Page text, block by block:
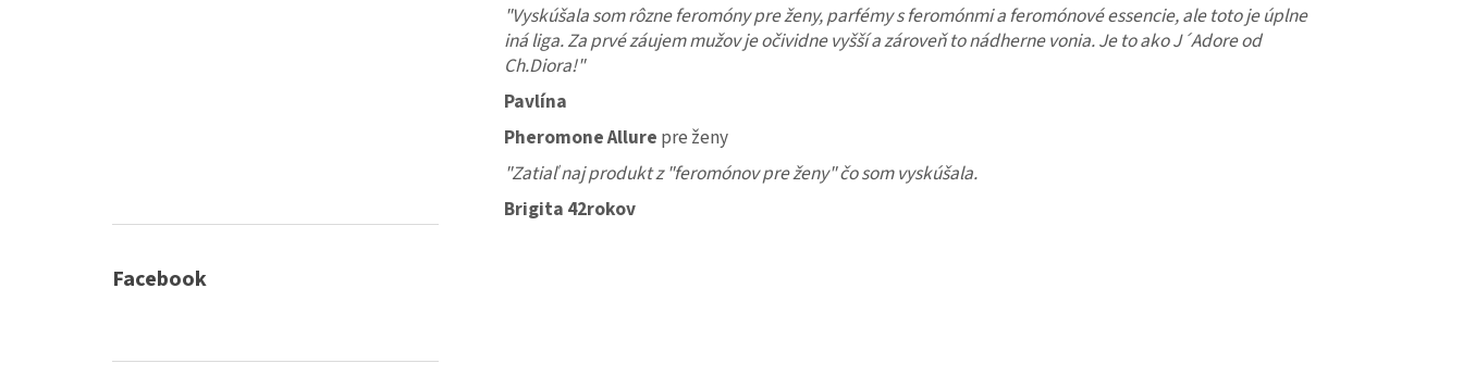
Facebook
"Vyskúšala som rôzne feromóny pre ženy, parfémy s feromónmi a feromónové essencie, ale toto je úplne
iná liga. Za prvé záujem mužov je očividne vyšší a zároveň to nádherne vonia. Je to ako J´Adore od
Ch.Diora!"
Pavlína
Pheromone Allure pre ženy
"Zatiaľ naj produkt z "feromónov pre ženy" čo som vyskúšala.
Brigita 42rokov